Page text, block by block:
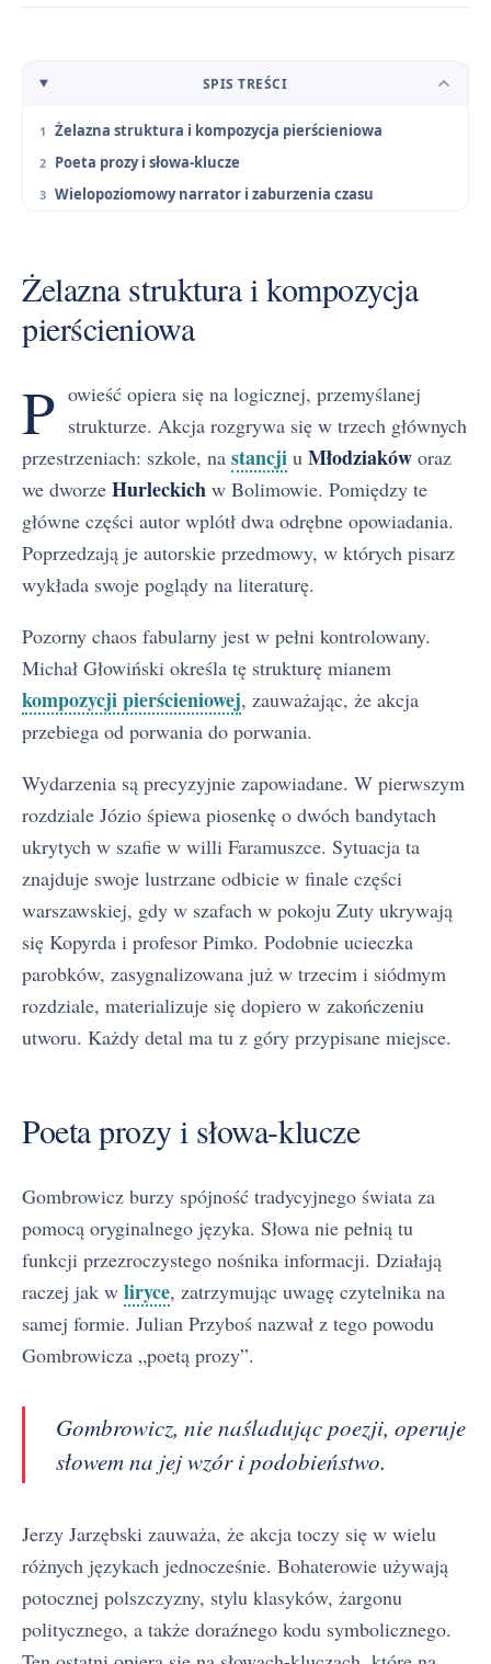
SPIS TREŚCI
Żelazna struktura i kompozycja pierścieniowa
Poeta prozy i słowa-klucze
Wielopoziomowy narrator i zaburzenia czasu
Żelazna struktura i kompozycja
pierścieniowa
P owieść opiera się na logicznej, przemyślanej
strukturze. Akcja rozgrywa się w trzech głównych
przestrzeniach: szkole, na stancji u Młodziaków oraz
we dworze Hurleckich w Bolimowie. Pomiędzy te
główne części autor wplótł dwa odrębne opowiadania.
Poprzedzają je autorskie przedmowy, w których pisarz
wykłada swoje poglądy na literaturę.
Pozorny chaos fabularny jest w pełni kontrolowany.
Michał Głowiński określa tę strukturę mianem
kompozycji pierścieniowej, zauważając, że akcja
przebiega od porwania do porwania.
Wydarzenia są precyzyjnie zapowiadane. W pierwszym
rozdziale Józio śpiewa piosenkę o dwóch bandytach
ukrytych w szafie w willi Faramuszce. Sytuacja ta
znajduje swoje lustrzane odbicie w finale części
warszawskiej, gdy w szafach w pokoju Zuty ukrywają
się Kopyrda i profesor Pimko. Podobnie ucieczka
parobków, zasygnalizowana już w trzecim i siódmym
rozdziale, materializuje się dopiero w zakończeniu
utworu. Każdy detal ma tu z góry przypisane miejsce.
Poeta prozy i słowa-klucze
Gombrowicz burzy spójność tradycyjnego świata za
pomocą oryginalnego języka. Słowa nie pełnią tu
funkcji przezroczystego nośnika informacji. Działają
raczej jak w liryce, zatrzymując uwagę czytelnika na
samej formie. Julian Przyboś nazwał z tego powodu
Gombrowicza „poetą prozy”.
Gombrowicz, nie naśladując poezji, operuje
słowem na jej wzór i podobieństwo.
Jerzy Jarzębski zauważa, że akcja toczy się w wielu
różnych językach jednocześnie. Bohaterowie używają
potocznej polszczyzny, stylu klasyków, żargonu
politycznego, a także doraźnego kodu symbolicznego.